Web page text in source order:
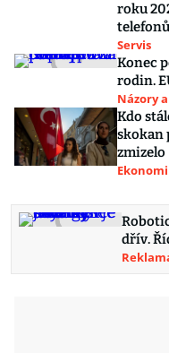
roku
Servis
Konec
rodin.
Názory
Kdo
skokan
zmizelo
dřív.